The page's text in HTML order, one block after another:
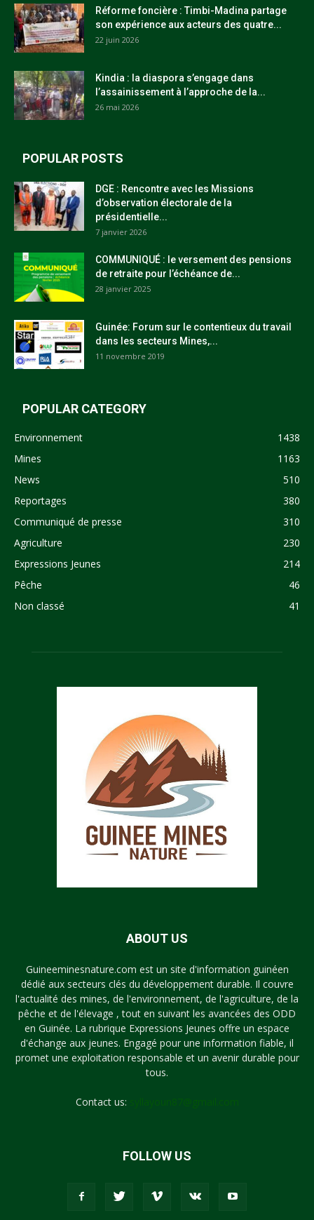
Réforme foncière : Timbi-Madina partage
son expérience aux acteurs des quatre...
22 juin 2026
Kindia : la diaspora s’engage dans
l’assainissement à l’approche de la...
26 mai 2026
POPULAR POSTS
DGE : Rencontre avec les Missions
d’observation électorale de la
présidentielle...
7 janvier 2026
COMMUNIQUÉ : le versement des pensions
de retraite pour l’échéance de...
28 janvier 2025
Guinée: Forum sur le contentieux du travail
dans les secteurs Mines,...
11 novembre 2019
POPULAR CATEGORY
Environnement
1438
Mines
1163
News
510
Reportages
380
Communiqué de presse
310
Agriculture
230
Expressions Jeunes
214
Pêche
46
Non classé
41
ABOUT US
Guineeminesnature.com est un site d'information guinéen
dédié aux secteurs clés du développement durable. Il couvre
l'actualité des mines, de l'environnement, de l'agriculture, de la
pêche et de l'élevage , tout en suivant les avancées des ODD
en Guinée. La rubrique Expressions Jeunes offre un espace
d'échange aux jeunes. Engagé pour une information fiable, il
promet une exploitation responsable et un avenir durable pour
tous.
Contact us:
FOLLOW US